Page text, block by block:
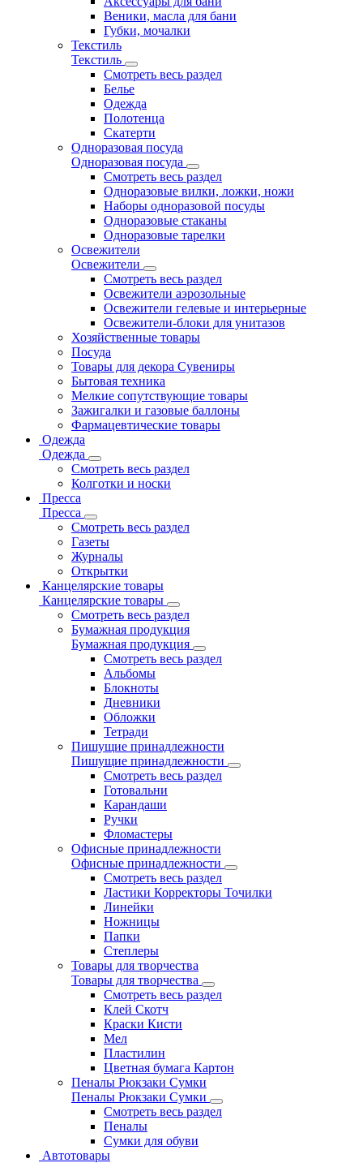
Веники, масла для бани
Губки, мочалки
Текстиль
Текстиль
Смотреть весь раздел
Белье
Одежда
Полотенца
Скатерти
Одноразовая посуда
Одноразовая посуда
Смотреть весь раздел
Одноразовые вилки, ложки, ножи
Наборы одноразовой посуды
Одноразовые стаканы
Одноразовые тарелки
Освежители
Освежители
Смотреть весь раздел
Освежители аэрозольные
Освежители гелевые и интерьерные
Освежители-блоки для унитазов
Хозяйственные товары
Посуда
Товары для декора Сувениры
Бытовая техника
Мелкие сопутствующие товары
Зажигалки и газовые баллоны
Фармацевтические товары
Одежда
Одежда
Смотреть весь раздел
Колготки и носки
Пресса
Пресса
Смотреть весь раздел
Газеты
Журналы
Открытки
Канцелярские товары
Канцелярские товары
Смотреть весь раздел
Бумажная продукция
Бумажная продукция
Смотреть весь раздел
Альбомы
Блокноты
Дневники
Обложки
Тетради
Пишущие принадлежности
Пишущие принадлежности
Смотреть весь раздел
Готовальни
Карандаши
Ручки
Фломастеры
Офисные принадлежности
Офисные принадлежности
Смотреть весь раздел
Ластики Корректоры Точилки
Линейки
Ножницы
Папки
Степлеры
Товары для творчества
Товары для творчества
Смотреть весь раздел
Клей Скотч
Краски Кисти
Мел
Пластилин
Цветная бумага Картон
Пеналы Рюкзаки Сумки
Пеналы Рюкзаки Сумки
Смотреть весь раздел
Пеналы
Сумки для обуви
Автотовары